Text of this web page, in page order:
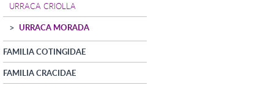
URRACA CRIOLLA
URRACA MORADA
FAMILIA COTINGIDAE
FAMILIA CRACIDAE